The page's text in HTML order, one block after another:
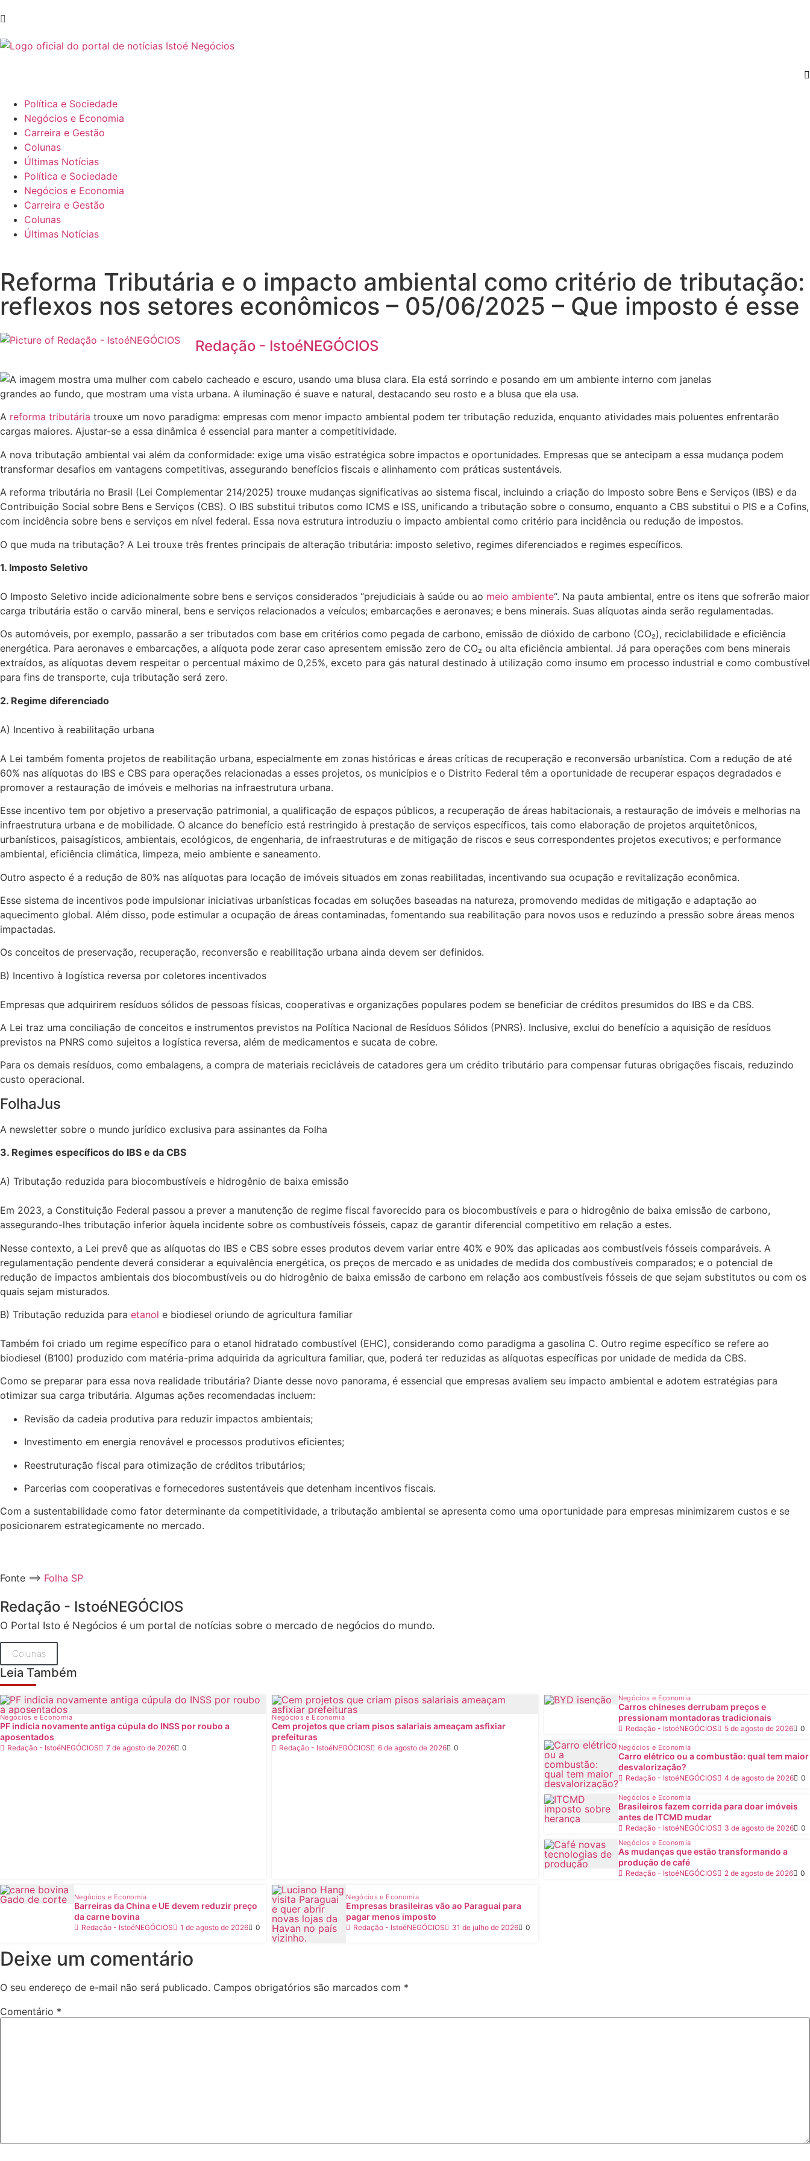
Política e Sociedade
Negócios e Economia
Carreira e Gestão
Colunas
Últimas Notícias
Política e Sociedade
Negócios e Economia
Carreira e Gestão
Colunas
Últimas Notícias
Reforma Tributária e o impacto ambiental como critério de tributação:
reflexos nos setores econômicos – 05/06/2025 – Que imposto é esse
Redação - IstoéNEGÓCIOS
A reforma tributária trouxe um novo paradigma: empresas com menor impacto ambiental podem ter tributação reduzida, enquanto atividades mais poluentes enfrentarão
cargas maiores. Ajustar-se a essa dinâmica é essencial para manter a competitividade.
A nova tributação ambiental vai além da conformidade: exige uma visão estratégica sobre impactos e oportunidades. Empresas que se antecipam a essa mudança podem
transformar desafios em vantagens competitivas, assegurando benefícios fiscais e alinhamento com práticas sustentáveis.
A reforma tributária no Brasil (Lei Complementar 214/2025) trouxe mudanças significativas ao sistema fiscal, incluindo a criação do Imposto sobre Bens e Serviços (IBS) e da
Contribuição Social sobre Bens e Serviços (CBS). O IBS substitui tributos como ICMS e ISS, unificando a tributação sobre o consumo, enquanto a CBS substitui o PIS e a Cofins,
com incidência sobre bens e serviços em nível federal. Essa nova estrutura introduziu o impacto ambiental como critério para incidência ou redução de impostos.
O que muda na tributação? A Lei trouxe três frentes principais de alteração tributária: imposto seletivo, regimes diferenciados e regimes específicos.
1. Imposto Seletivo
O Imposto Seletivo incide adicionalmente sobre bens e serviços considerados “prejudiciais à saúde ou ao meio ambiente“. Na pauta ambiental, entre os itens que sofrerão maior
carga tributária estão o carvão mineral, bens e serviços relacionados a veículos; embarcações e aeronaves; e bens minerais. Suas alíquotas ainda serão regulamentadas.
Os automóveis, por exemplo, passarão a ser tributados com base em critérios como pegada de carbono, emissão de dióxido de carbono (CO₂), reciclabilidade e eficiência
energética. Para aeronaves e embarcações, a alíquota pode zerar caso apresentem emissão zero de CO₂ ou alta eficiência ambiental. Já para operações com bens minerais
extraídos, as alíquotas devem respeitar o percentual máximo de 0,25%, exceto para gás natural destinado à utilização como insumo em processo industrial e como combustível
para fins de transporte, cuja tributação será zero.
2. Regime diferenciado
A) Incentivo à reabilitação urbana
A Lei também fomenta projetos de reabilitação urbana, especialmente em zonas históricas e áreas críticas de recuperação e reconversão urbanística. Com a redução de até
60% nas alíquotas do IBS e CBS para operações relacionadas a esses projetos, os municípios e o Distrito Federal têm a oportunidade de recuperar espaços degradados e
promover a restauração de imóveis e melhorias na infraestrutura urbana.
Esse incentivo tem por objetivo a preservação patrimonial, a qualificação de espaços públicos, a recuperação de áreas habitacionais, a restauração de imóveis e melhorias na
infraestrutura urbana e de mobilidade. O alcance do benefício está restringido à prestação de serviços específicos, tais como elaboração de projetos arquitetônicos,
urbanísticos, paisagísticos, ambientais, ecológicos, de engenharia, de infraestruturas e de mitigação de riscos e seus correspondentes projetos executivos; e performance
ambiental, eficiência climática, limpeza, meio ambiente e saneamento.
Outro aspecto é a redução de 80% nas alíquotas para locação de imóveis situados em zonas reabilitadas, incentivando sua ocupação e revitalização econômica.
Esse sistema de incentivos pode impulsionar iniciativas urbanísticas focadas em soluções baseadas na natureza, promovendo medidas de mitigação e adaptação ao
aquecimento global. Além disso, pode estimular a ocupação de áreas contaminadas, fomentando sua reabilitação para novos usos e reduzindo a pressão sobre áreas menos
impactadas.
Os conceitos de preservação, recuperação, reconversão e reabilitação urbana ainda devem ser definidos.
B) Incentivo à logística reversa por coletores incentivados
Empresas que adquirirem resíduos sólidos de pessoas físicas, cooperativas e organizações populares podem se beneficiar de créditos presumidos do IBS e da CBS.
A Lei traz uma conciliação de conceitos e instrumentos previstos na Política Nacional de Resíduos Sólidos (PNRS). Inclusive, exclui do benefício a aquisição de resíduos
previstos na PNRS como sujeitos a logística reversa, além de medicamentos e sucata de cobre.
Para os demais resíduos, como embalagens, a compra de materiais recicláveis de catadores gera um crédito tributário para compensar futuras obrigações fiscais, reduzindo
custo operacional.
FolhaJus
A newsletter sobre o mundo jurídico exclusiva para assinantes da Folha
3. Regimes específicos do IBS e da CBS
A) Tributação reduzida para biocombustíveis e hidrogênio de baixa emissão
Em 2023, a Constituição Federal passou a prever a manutenção de regime fiscal favorecido para os biocombustíveis e para o hidrogênio de baixa emissão de carbono,
assegurando-lhes tributação inferior àquela incidente sobre os combustíveis fósseis, capaz de garantir diferencial competitivo em relação a estes.
Nesse contexto, a Lei prevê que as alíquotas do IBS e CBS sobre esses produtos devem variar entre 40% e 90% das aplicadas aos combustíveis fósseis comparáveis. A
regulamentação pendente deverá considerar a equivalência energética, os preços de mercado e as unidades de medida dos combustíveis comparados; e o potencial de
redução de impactos ambientais dos biocombustíveis ou do hidrogênio de baixa emissão de carbono em relação aos combustíveis fósseis de que sejam substitutos ou com os
quais sejam misturados.
B) Tributação reduzida para etanol e biodiesel oriundo de agricultura familiar
Também foi criado um regime específico para o etanol hidratado combustível (EHC), considerando como paradigma a gasolina C. Outro regime específico se refere ao
biodiesel (B100) produzido com matéria-prima adquirida da agricultura familiar, que, poderá ter reduzidas as alíquotas específicas por unidade de medida da CBS.
Como se preparar para essa nova realidade tributária? Diante desse novo panorama, é essencial que empresas avaliem seu impacto ambiental e adotem estratégias para
otimizar sua carga tributária. Algumas ações recomendadas incluem:
Revisão da cadeia produtiva para reduzir impactos ambientais;
Investimento em energia renovável e processos produtivos eficientes;
Reestruturação fiscal para otimização de créditos tributários;
Parcerias com cooperativas e fornecedores sustentáveis que detenham incentivos fiscais.
Com a sustentabilidade como fator determinante da competitividade, a tributação ambiental se apresenta como uma oportunidade para empresas minimizarem custos e se
posicionarem estrategicamente no mercado.
Fonte ==> Folha SP
Redação - IstoéNEGÓCIOS
O Portal Isto é Negócios é um portal de notícias sobre o mercado de negócios do mundo.
Colunas
Leia Também
Negócios e Economia
PF indicia novamente antiga cúpula do INSS por roubo a
aposentados
Redação - IstoéNEGÓCIOS 7 de agosto de 2026 0
Negócios e Economia
Cem projetos que criam pisos salariais ameaçam asfixiar
prefeituras
Redação - IstoéNEGÓCIOS 6 de agosto de 2026 0
Negócios e Economia
Carros chineses derrubam preços e
pressionam montadoras tradicionais
Redação - IstoéNEGÓCIOS 5 de agosto de 2026 0
Negócios e Economia
Carro elétrico ou a combustão: qual tem maior
desvalorização?
Redação - IstoéNEGÓCIOS 4 de agosto de 2026 0
Negócios e Economia
Brasileiros fazem corrida para doar imóveis
antes de ITCMD mudar
Redação - IstoéNEGÓCIOS 3 de agosto de 2026 0
Negócios e Economia
As mudanças que estão transformando a
produção de café
Redação - IstoéNEGÓCIOS 2 de agosto de 2026 0
Negócios e Economia
Barreiras da China e UE devem reduzir preço
da carne bovina
Redação - IstoéNEGÓCIOS 1 de agosto de 2026 0
Negócios e Economia
Empresas brasileiras vão ao Paraguai para
pagar menos imposto
Redação - IstoéNEGÓCIOS 31 de julho de 2026 0
Deixe um comentário
O seu endereço de e-mail não será publicado. Campos obrigatórios são marcados com *
Comentário *